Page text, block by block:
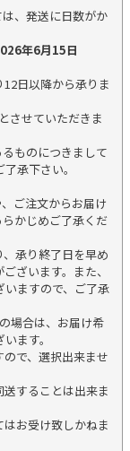
、発送に日数がか
年6月15日
日以降から承りま
させていただきま
ものにつきまして
承下さい。
ご注文からお届け
かじめご了承くだ
承り終了日を早め
ざいます。また、
いますので、ご了承
場合は、お届け希
ます。
で、選択出来ませ
送することは出来ま
お受け致しかねま